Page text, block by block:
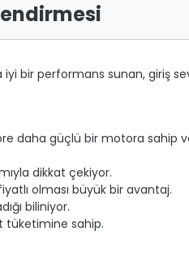
iyi bir performans sunan, giriş
daha güçlü bir motora sahip
dikkat çekiyor.
olması büyük bir avantaj.
biliniyor.
tüketimine sahip.